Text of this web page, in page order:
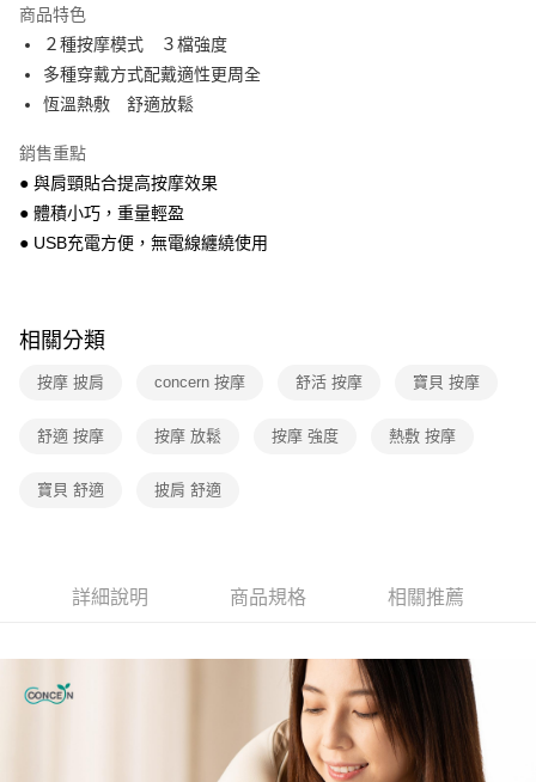
免運費
離島宅配-常溫商品
免運費
商品特色
２種按摩模式 ３檔強度
多種穿戴方式配戴適性更周全
恆溫熱敷 舒適放鬆
銷售重點
● 與肩頸貼合提高按摩效果
● 體積小巧，重量輕盈
● USB充電方便，無電線纏繞使用
相關分類
按摩 披肩 concern 按摩 舒活 按摩 寶貝 按摩
舒適 按摩 按摩 放鬆 按摩 強度 熱敷 按摩
寶貝 舒適 披肩 舒適
詳細說明 商品規格 相關推薦